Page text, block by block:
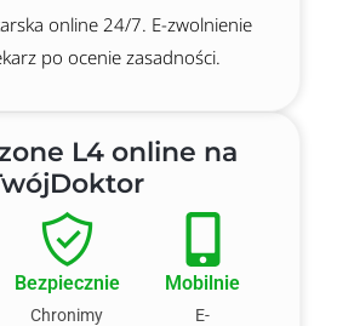
L4 online na
Bezpiecznie
Chronimy
Mobilnie
E-
online 24/7. E-zwolnienie
po ocenie zasadności.